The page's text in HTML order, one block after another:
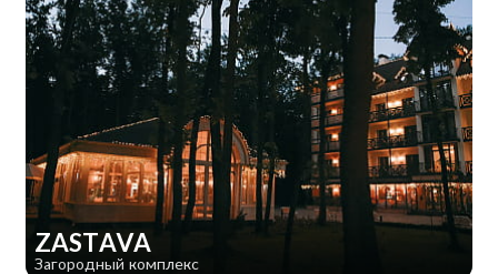
ZASTAVA
Загородный комплекс